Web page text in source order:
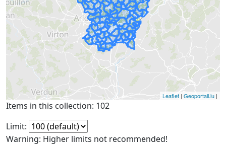
Leaflet | Geoportail.lu |
Items in this collection: 102
Limit:
Warning: Higher limits not recommended!